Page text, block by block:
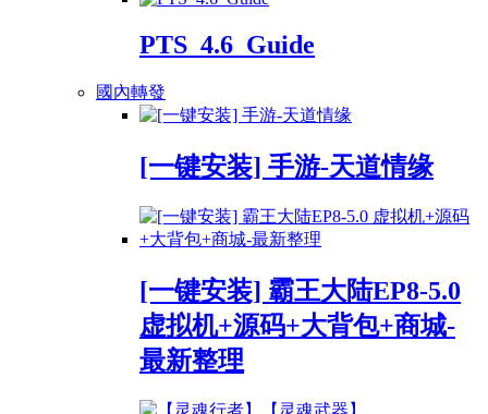
PTS_4.6_Guide
國內轉發
[一键安装] 手游-天道情缘
[一键安装] 霸王大陆EP8-5.0
虚拟机+源码+大背包+商城-
最新整理